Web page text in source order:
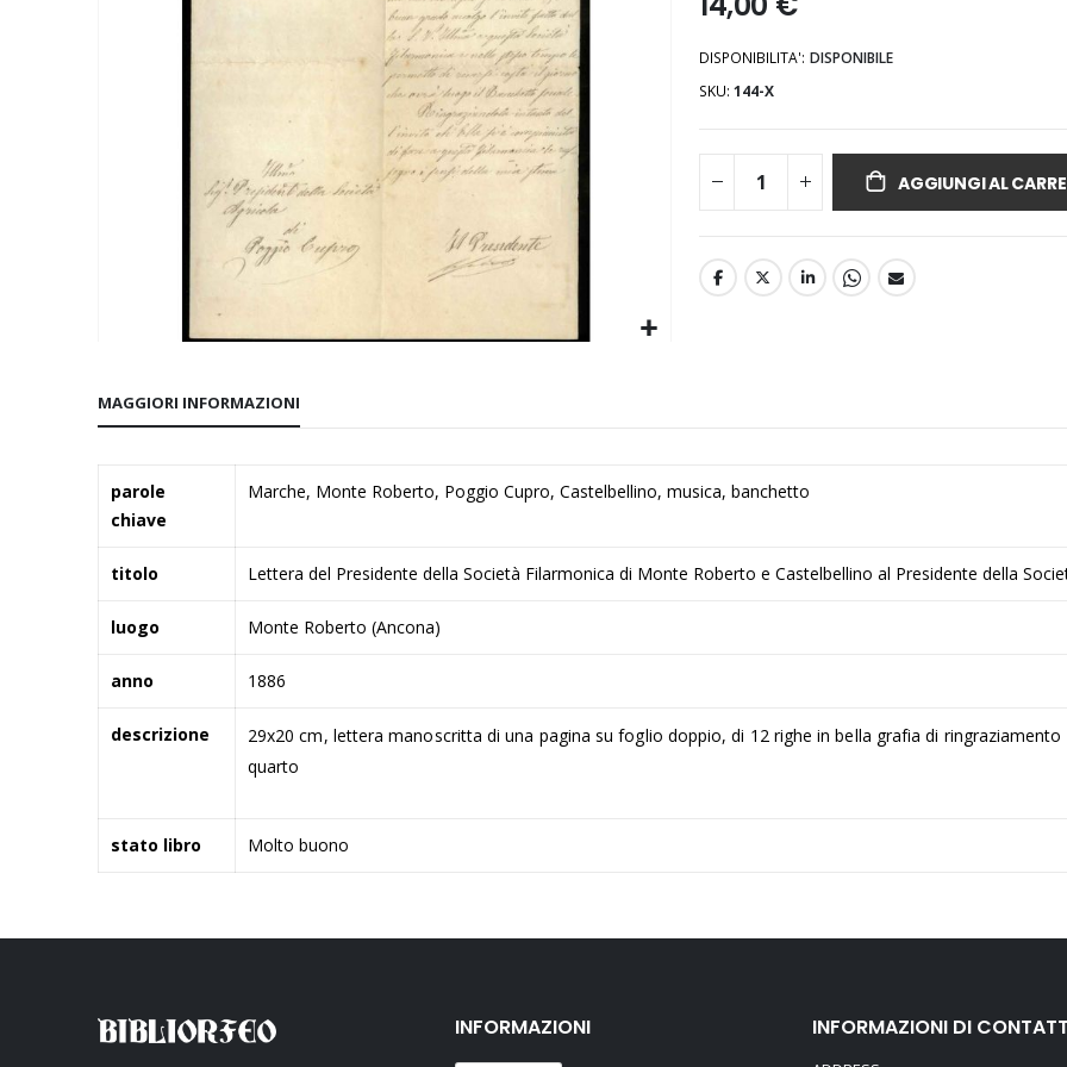
della
di
immagini
DISPONIBILITA': DISPONIBILE
SKU 144-X
AGGIUNGI AL
MAGGIORI INFORMAZIONI
Informazioni
parole
chiave
Marche, Monte Roberto, Poggio Cupro, Castelbellino, musica, banchetto
titolo Lettera del Presidente della Società Filarmonica di Monte Roberto e Castelbellino al Presidente della
luogo Monte Roberto (Ancona)
anno 1886
descrizione
29x20 cm, lettera manoscritta di una pagina su foglio doppio, di 12 righe in bella grafia di
quarto
stato libro Molto buono
INFORMAZIONI INFORMAZIONI DI